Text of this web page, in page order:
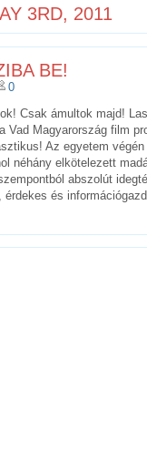
3RD, 2011
BE!
0
Csak ámultok majd!
Vad Magyarország film
Az egyetem
néhány elkötelezett
abszolút
érdekes és